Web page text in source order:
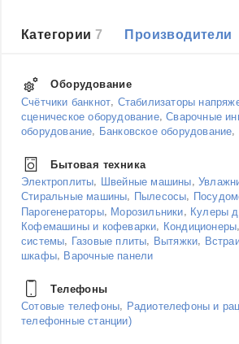
Категории7 Производители
Оборудование
Счётчики банкнот Стабилизаторы
сценическое оборудование,Сварочные
оборудование
Банковское оборудование
Бытовая техника
Электроплиты, Швейные машины,
Стиральные машины, Пылесосы,
Парогенераторы, Морозильники Кулеры
Кофемашины и кофеварки
Кондиционеры
системы
Газовые плиты Вытяжки
шкафы
Варочные панели
Телефоны
Сотовые телефоны, Радиотелефоны и
телефонные станции)